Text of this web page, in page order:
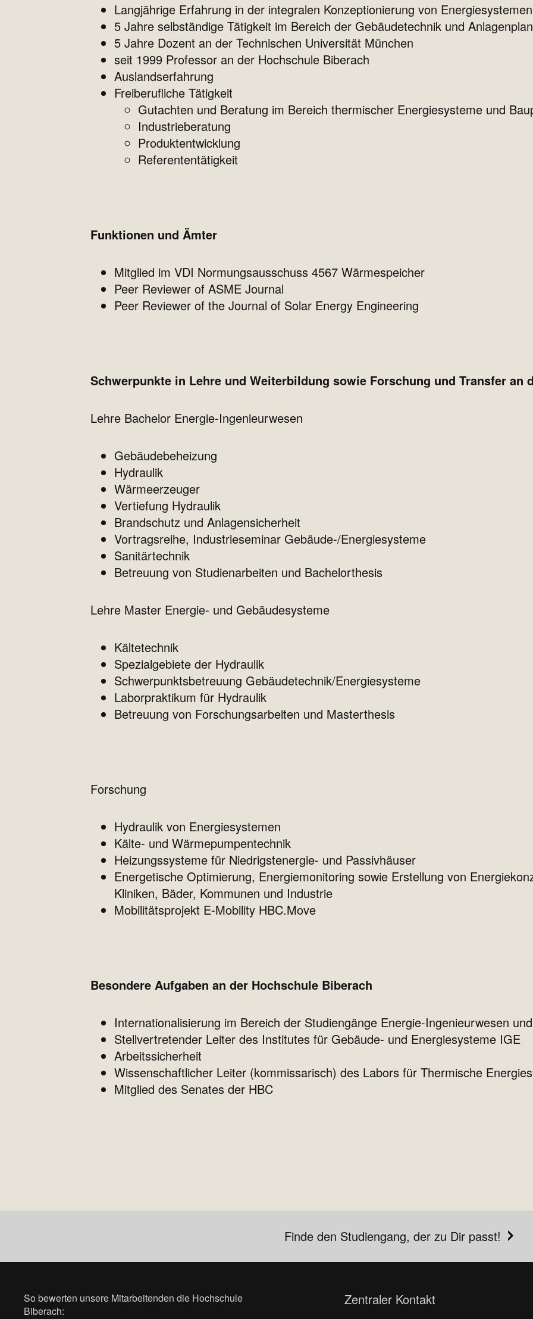
Langjährige Erfahrung in der integralen Konzeptionierung von Energiesystemen
5 Jahre selbständige Tätigkeit im Bereich der Gebäudetechnik und
5 Jahre Dozent an der Technischen Universität München
seit 1999 Professor an der Hochschule Biberach
Auslandserfahrung
Freiberufliche Tätigkeit
Gutachten und Beratung im Bereich thermischer Energiesysteme und
Industrieberatung
Produktentwicklung
Referententätigkeit
Funktionen und Ämter
Mitglied im VDI Normungsausschuss 4567 Wärmespeicher
Peer Reviewer of ASME Journal
Peer Reviewer of the Journal of Solar Energy Engineering
Schwerpunkte in Lehre und Weiterbildung sowie Forschung und Transfer an
Lehre Bachelor Energie-Ingenieurwesen
Gebäudebeheizung
Hydraulik
Wärmeerzeuger
Vertiefung Hydraulik
Brandschutz und Anlagensicherheit
Vortragsreihe, Industrieseminar Gebäude-/Energiesysteme
Sanitärtechnik
Betreuung von Studienarbeiten und Bachelorthesis
Lehre Master Energie- und Gebäudesysteme
Kältetechnik
Spezialgebiete der Hydraulik
Schwerpunktsbetreuung Gebäudetechnik/Energiesysteme
Laborpraktikum für Hydraulik
Betreuung von Forschungsarbeiten und Masterthesis
Forschung
Hydraulik von Energiesystemen
Kälte- und Wärmepumpentechnik
Heizungssysteme für Niedrigstenergie- und Passivhäuser
Energetische Optimierung, Energiemonitoring sowie Erstellung von
Kliniken, Bäder, Kommunen und Industrie
Mobilitätsprojekt E-Mobility HBC.Move
Besondere Aufgaben an der Hochschule Biberach
Internationalisierung im Bereich der Studiengänge Energie-Ingenieurwesen
Stellvertretender Leiter des Institutes für Gebäude- und Energiesysteme IGE
Arbeitssicherheit
Wissenschaftlicher Leiter (kommissarisch) des Labors für Thermische
Mitglied des Senates der HBC
Finde den Studiengang, der zu Dir passt!
So bewerten unsere Mitarbeitenden die Hochschule
Biberach:
Zentraler Kontakt